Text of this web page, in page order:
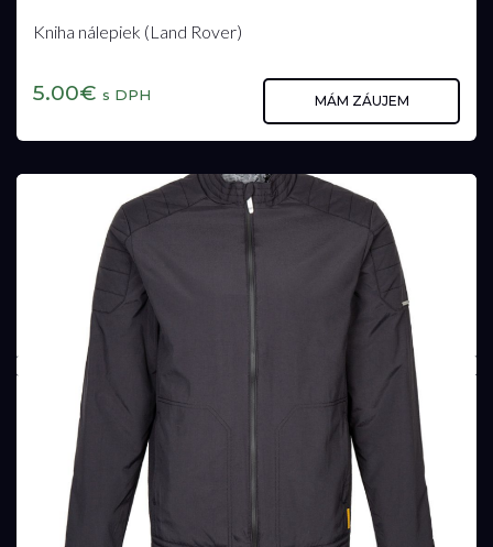
Kniha nálepiek (Land Rover)
5.00€ s DPH MÁM ZÁUJEM